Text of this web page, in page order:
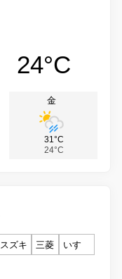
24°C
金
31°C
24°C
スズキ 三菱
いすゞ